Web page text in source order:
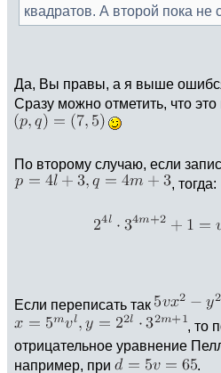
квадратов. А второй пока не
Да, Вы правы, а я выше
Сразу можно отметить, что
По второму случаю, если
, тогда:
Если переписать так
, то
отрицательное уравнение
например, при